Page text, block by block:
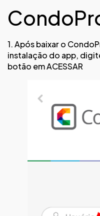
1. Após baixar o
instalação do app,
botão em ACESSAR